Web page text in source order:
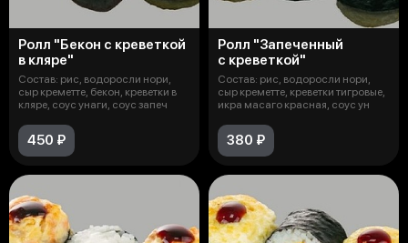
Ролл "Бекон с креветкой
в кляре"
Состав: рис, водоросли нори,
сыр креметте, бекон, креветки в
кляре, соус унаги, соус запеч
450 ₽
Ролл "Запеченный
с креветкой"
Состав: рис, водоросли нори,
сыр креметте, креветки тигровые,
икра масаго красная, соус ун
380 ₽